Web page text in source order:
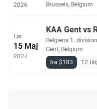
2026
Brussels, Belgium
Lør
15 Maj
2027
KAA Gent vs
Belgiens 1.
Gent, Belgium
fra $183
12